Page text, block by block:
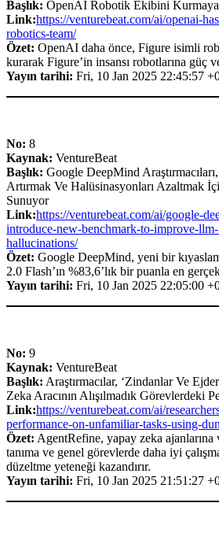
Başlık: OpenAI Robotik Ekibini Kurmaya
Link:https://venturebeat.com/ai/openai-
robotics-team/
Özet: OpenAI daha önce, Figure isimli
kurarak Figure’in insansı robotlarına güç
Yayın tarihi: Fri, 10 Jan 2025 22:45:57
No: 8
Kaynak: VentureBeat
Başlık: Google DeepMind
Artırmak Ve Halüsinasyonları Azaltmak
Sunuyor
Link:https://venturebeat.com/ai/google-
introduce-new-benchmark-to-improve-
hallucinations/
Özet: Google DeepMind, yeni bir
2.0 Flash’ın %83,6’lık bir puanla en
Yayın tarihi: Fri, 10 Jan 2025 22:05:00
No: 9
Kaynak: VentureBeat
Başlık: Araştırmacılar, ‘Zindanlar Ve
Zeka Aracının Alışılmadık Görevlerdeki
Link:https://venturebeat.com/ai/
performance-on-unfamiliar-tasks-using-
Özet: AgentRefine, yapay zeka ajanlarına
tanıma ve genel görevlerde daha iyi
düzeltme yeteneği kazandırır.
Yayın tarihi: Fri, 10 Jan 2025 21:51:27